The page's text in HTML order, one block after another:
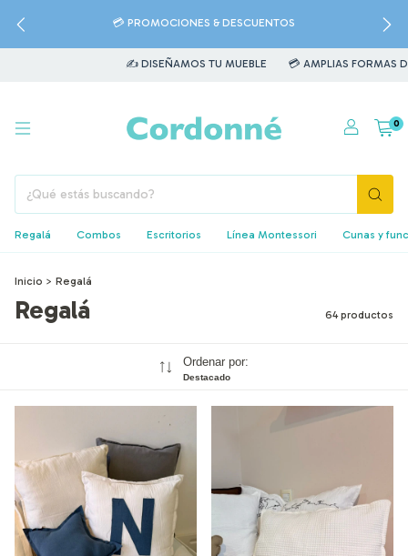
💳 PROMOCIONES & DESCUENTOS
✍️ DISEÑAMOS TU MUEBLE 💳 AMPLIAS FORMAS DE PAGO 🚛 🛠️
0
Regalá Combos Escritorios Línea Montessori Cunas y
Inicio > Regalá
Regalá 64 productos
Ordenar por:
Destacado